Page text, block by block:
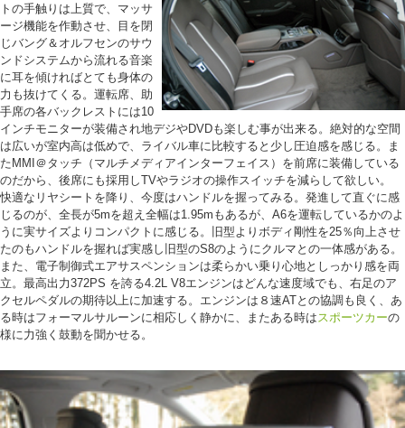
トの手触りは上質で、マッサ
ージ機能を作動させ、目を閉
じバング＆オルフセンのサウ
ンドシステムから流れる音楽
に耳を傾ければとても身体の
力も抜けてくる。運転席、助
手席の各バックレストには10
インチモニターが装備され地デジやDVDも楽しむ事が出来る。絶対的な空間
は広いが室内高は低めで、ライバル車に比較すると少し圧迫感を感じる。ま
たMMI＠タッチ（マルチメディアインターフェイス）を前席に装備している
のだから、後席にも採用しTVやラジオの操作スイッチを減らして欲しい。
快適なリヤシートを降り、今度はハンドルを握ってみる。発進して直ぐに感
じるのが、全長が5mを超え全幅は1.95mもあるが、A6を運転しているかのよ
うに実サイズよりコンパクトに感じる。旧型よりボディ剛性を25％向上させ
たのもハンドルを握れば実感し旧型のS8のようにクルマとの一体感がある。
また、電子制御式エアサスペンションは柔らかい乗り心地としっかり感を両
立。最高出力372PS を誇る4.2L V8エンジンはどんな速度域でも、右足のア
クセルペダルの期待以上に加速する。エンジンは８速ATとの協調も良く、あ
る時はフォーマルサルーンに相応しく静かに、またある時はスポーツカーの
様に力強く鼓動を聞かせる。